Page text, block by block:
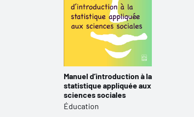
Manuel d’introduction à la
statistique appliquée aux
sciences sociales
Éducation